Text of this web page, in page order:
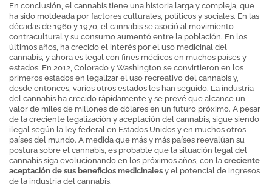
En conclusión, el cannabis tiene una historia larga y compleja, que
ha sido moldeada por factores culturales, políticos y sociales. En las
décadas de 1960 y 1970, el cannabis se asoció al movimiento
contracultural y su consumo aumentó entre la población. En los
últimos años, ha crecido el interés por el uso medicinal del
cannabis, y ahora es legal con fines médicos en muchos países y
estados. En 2012, Colorado y Washington se convirtieron en los
primeros estados en legalizar el uso recreativo del cannabis y,
desde entonces, varios otros estados les han seguido. La industria
del cannabis ha crecido rápidamente y se prevé que alcance un
valor de miles de millones de dólares en un futuro próximo. A pesar
de la creciente legalización y aceptación del cannabis, sigue siendo
ilegal según la ley federal en Estados Unidos y en muchos otros
países del mundo. A medida que más y más países reevalúan su
postura sobre el cannabis, es probable que la situación legal del
cannabis siga evolucionando en los próximos años, con la creciente
aceptación de sus beneficios medicinales y el potencial de ingresos
de la industria del cannabis.